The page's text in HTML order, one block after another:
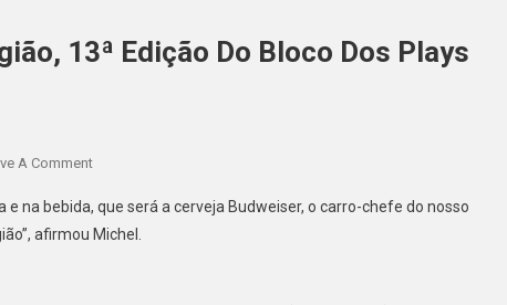
13ª Edição Do Bloco Dos Plays
A Comment
na bebida, que será a cerveja Budweiser, o carro-chefe do nosso
afirmou Michel.